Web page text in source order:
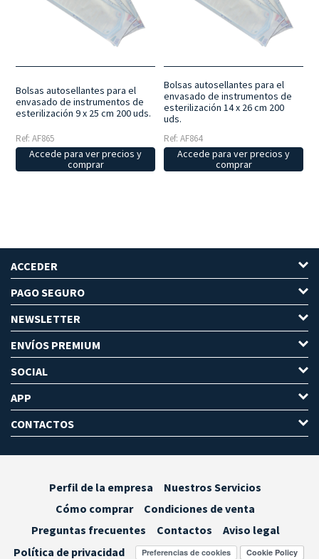
Bolsas autosellantes para el
envasado de instrumentos de
esterilización 9 x 25 cm 200 uds.
Ref: AF865
Accede para ver precios y
comprar
Bolsas autosellantes para el
envasado de instrumentos de
esterilización 14 x 26 cm 200
uds.
Ref: AF864
Accede para ver precios y
comprar
ACCEDER
PAGO SEGURO
NEWSLETTER
ENVÍOS PREMIUM
SOCIAL
APP
CONTACTOS
Perfil de la empresa
Nuestros Servicios
Cómo comprar
Condiciones de venta
Preguntas frecuentes
Contactos
Aviso legal
Política de privacidad
Preferencias de cookies